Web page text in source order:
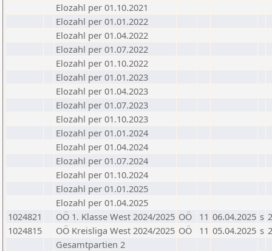
Elozahl per 01.10.2021
Elozahl per 01.01.2022
Elozahl per 01.04.2022
Elozahl per 01.07.2022
Elozahl per 01.10.2022
Elozahl per 01.01.2023
Elozahl per 01.04.2023
Elozahl per 01.07.2023
Elozahl per 01.10.2023
Elozahl per 01.01.2024
Elozahl per 01.04.2024
Elozahl per 01.07.2024
Elozahl per 01.10.2024
Elozahl per 01.01.2025
Elozahl per 01.04.2025
1024821
OÖ 1. Klasse West 2024/2025 OÖ 11 06.04.2025 s
1024815
OÖ Kreisliga West 2024/2025 OÖ 11 05.04.2025 s
Gesamtpartien 2